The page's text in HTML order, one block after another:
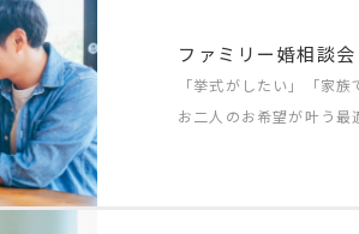
ファミリー婚相談会
「挙式がしたい」「家
お二人のお希望が叶う最